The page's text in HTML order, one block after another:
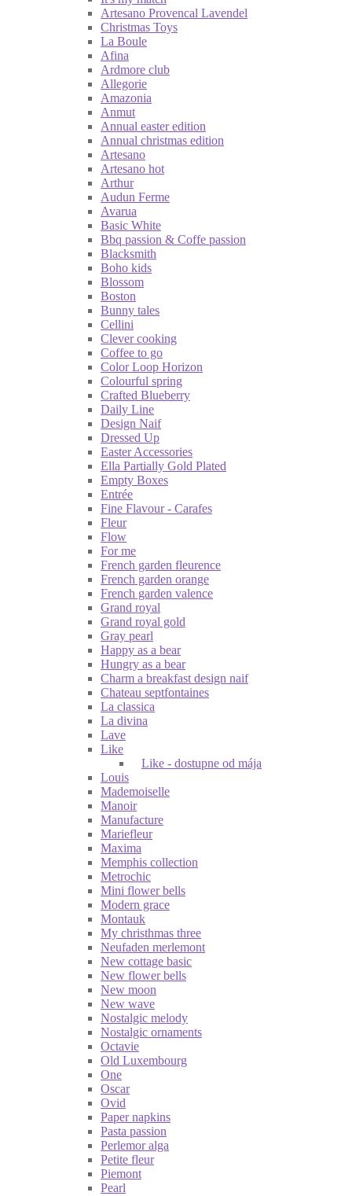
Artesano Provencal Lavendel
Christmas Toys
La Boule
Afina
Ardmore club
Allegorie
Amazonia
Anmut
Annual easter edition
Annual christmas edition
Artesano
Artesano hot
Arthur
Audun Ferme
Avarua
Basic White
Bbq passion & Coffe passion
Blacksmith
Boho kids
Blossom
Boston
Bunny tales
Cellini
Clever cooking
Coffee to go
Color Loop Horizon
Colourful spring
Crafted Blueberry
Daily Line
Design Naif
Dressed Up
Easter Accessories
Ella Partially Gold Plated
Empty Boxes
Entrée
Fine Flavour - Carafes
Fleur
Flow
For me
French garden fleurence
French garden orange
French garden valence
Grand royal
Grand royal gold
Gray pearl
Happy as a bear
Hungry as a bear
Charm a breakfast design naif
Chateau septfontaines
La classica
La divina
Lave
Like
Like - dostupne od mája
Louis
Mademoiselle
Manoir
Manufacture
Mariefleur
Maxima
Memphis collection
Metrochic
Mini flower bells
Modern grace
Montauk
My christhmas three
Neufaden merlemont
New cottage basic
New flower bells
New moon
New wave
Nostalgic melody
Nostalgic ornaments
Octavie
Old Luxembourg
One
Oscar
Ovid
Paper napkins
Pasta passion
Perlemor alga
Petite fleur
Piemont
Pearl